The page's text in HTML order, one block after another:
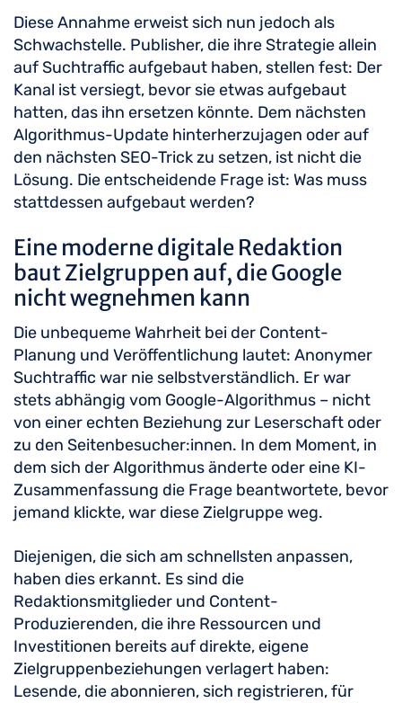
Diese Annahme erweist sich nun jedoch als
Schwachstelle. Publisher, die ihre Strategie allein
auf Suchtraffic aufgebaut haben, stellen fest: Der
Kanal ist versiegt, bevor sie etwas aufgebaut
hatten, das ihn ersetzen könnte. Dem nächsten
Algorithmus-Update hinterherzujagen oder auf
den nächsten SEO-Trick zu setzen, ist nicht die
Lösung. Die entscheidende Frage ist: Was muss
stattdessen aufgebaut werden?
Eine moderne digitale Redaktion
baut Zielgruppen auf, die Google
nicht wegnehmen kann
Die unbequeme Wahrheit bei der Content-
Planung und Veröffentlichung lautet: Anonymer
Suchtraffic war nie selbstverständlich. Er war
stets abhängig vom Google-Algorithmus – nicht
von einer echten Beziehung zur Leserschaft oder
zu den Seitenbesucher:innen. In dem Moment, in
dem sich der Algorithmus änderte oder eine KI-
Zusammenfassung die Frage beantwortete, bevor
jemand klickte, war diese Zielgruppe weg.
Diejenigen, die sich am schnellsten anpassen,
haben dies erkannt. Es sind die
Redaktionsmitglieder und Content-
Produzierenden, die ihre Ressourcen und
Investitionen bereits auf direkte, eigene
Zielgruppenbeziehungen verlagert haben:
Lesende, die abonnieren, sich registrieren, für